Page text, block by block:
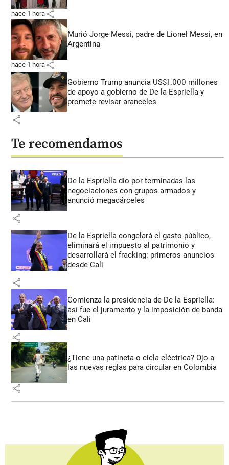
hace 1 hora share
Murió Jorge Messi, padre de Lionel Messi, en
Argentina
hace 1 hora share
Gobierno Trump anuncia US$1.000 millones
de apoyo a gobierno de De la Espriella y
promete revisar aranceles
share
Te recomendamos
De la Espriella dio por terminadas las
negociaciones con grupos armados y
anunció megacárceles
share
De la Espriella congelará el gasto público,
eliminará el impuesto al patrimonio y
desarrollará el fracking: primeros anuncios
desde Cali
share
Comienza la presidencia de De la Espriella:
así fue el juramento y la imposición de banda
en Cali
share
¿Tiene una patineta o cicla eléctrica? Ojo a
las nuevas reglas para circular en Colombia
share